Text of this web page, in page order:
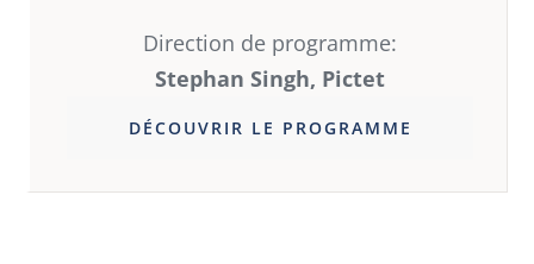
Direction de programme:
Stephan Singh, Pictet
DÉCOUVRIR LE PROGRAMME